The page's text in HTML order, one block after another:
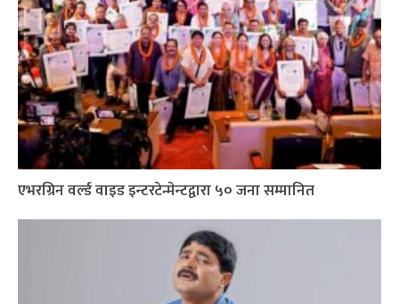
एभरग्रिन वर्ल्ड वाइड इन्टरटेन्मेन्टद्वारा ५० जना सम्मानित